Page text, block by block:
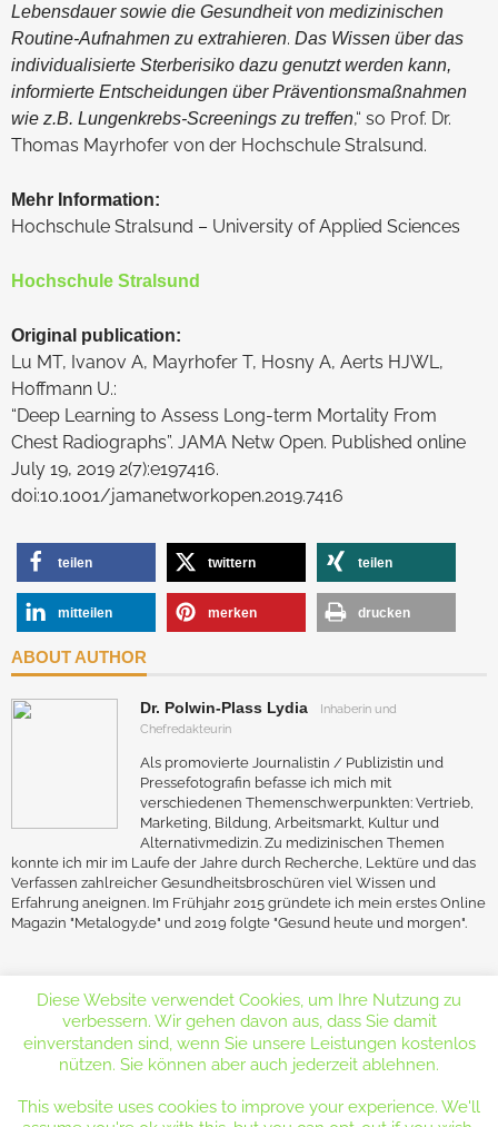
Lebensdauer sowie die Gesundheit von medizinischen
Routine-Aufnahmen zu extrahieren. Das Wissen über das
individualisierte Sterberisiko dazu genutzt werden kann,
informierte Entscheidungen über Präventionsmaßnahmen
wie z.B. Lungenkrebs-Screenings zu treffen,“ so Prof. Dr.
Thomas Mayrhofer von der Hochschule Stralsund.
Mehr Information:
Hochschule Stralsund – University of Applied Sciences
Hochschule Stralsund
Original publication:
Lu MT, Ivanov A, Mayrhofer T, Hosny A, Aerts HJWL,
Hoffmann U.:
“Deep Learning to Assess Long-term Mortality From
Chest Radiographs”. JAMA Netw Open. Published online
July 19, 2019 2(7):e197416.
doi:10.1001/jamanetworkopen.2019.7416
teilen twittern teilen
mitteilen merken drucken
ABOUT AUTHOR
Dr. Polwin-Plass Lydia
Inhaberin und
Chefredakteurin
Als promovierte Journalistin / Publizistin und
Pressefotografin befasse ich mich mit
verschiedenen Themenschwerpunkten: Vertrieb,
Marketing, Bildung, Arbeitsmarkt, Kultur und
Alternativmedizin. Zu medizinischen Themen
konnte ich mir im Laufe der Jahre durch Recherche, Lektüre und das
Verfassen zahlreicher Gesundheitsbroschüren viel Wissen und
Erfahrung aneignen. Im Frühjahr 2015 gründete ich mein erstes Online
Magazin "Metalogy.de" und 2019 folgte "Gesund heute und morgen".
Gesundheitsmagazin Contact Datenschutzerklärung
Diese Website verwendet Cookies, um Ihre Nutzung zu
verbessern. Wir gehen davon aus, dass Sie damit
einverstanden sind, wenn Sie unsere Leistungen kostenlos
nützen. Sie können aber auch jederzeit ablehnen.
This website uses cookies to improve your experience. We'll